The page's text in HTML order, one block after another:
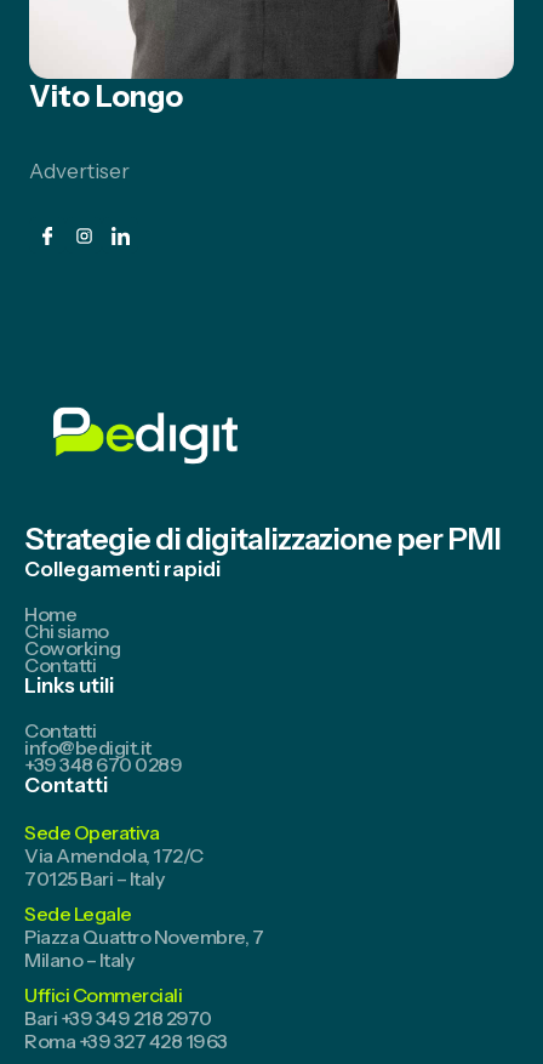
Vito Longo
Advertiser
Strategie di digitalizzazione per PMI
Collegamenti rapidi
Home
Chi siamo
Coworking
Contatti
Links utili
Contatti
info@bedigit.it
+39 348 670 0289
Contatti
Sede Operativa
Via Amendola, 172/C
70125 Bari – Italy
Sede Legale
Piazza Quattro Novembre, 7
Milano – Italy
Uffici Commerciali
Bari +39 349 218 2970
Roma +39 327 428 1963